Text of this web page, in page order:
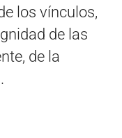
los vínculos,
de las
de la